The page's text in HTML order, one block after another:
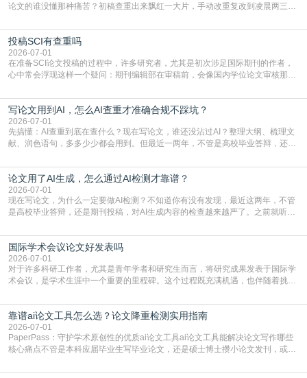
论文的谁没懂那种痛苦？初稿查重出来飘红一大片，手动改重复改到凌晨两三
到秃头。这时候靠谱的AI降重真的就是救命稻草，选对工具，半天就能搞定你两
三天都做不完的事。不是所有人都需要用AI降重，但如果你符合下面这些场景，
真的可以试试：初稿写完重复率远超要
投稿SCI有查重吗
2026-07-01
在准备SCI论文投稿的过程中，许多研究者，尤其是初次涉足国际期刊的作者，
心中常会浮现这样一个疑问：期刊编辑部在审稿前，会像国内学位论文审核那
论文的初审通过率。实际上，SCI期刊对重复内容的审查是严谨投稿流程中不可
或缺的一环。本篇AEIC学术交流中心小编就为大家介绍“投稿SCI有查重吗”。
一、查重是标准流程答案是明确的：绝大多数S
写论文用到AI，怎么AI查重才准确合规不踩坑？
2026-07-01
先搞懂：AI查重到底在查什么？现在写论文，谁还没沾过AI？整理大纲、梳理文
献、润色语句，多多少少都会用到。但最近一两年，不管是高校毕业答辩，还是
须加做AI查重。很多人分不清，AI查重和普通查重到底有啥区别？这里说透：普
通查重查的是你的文字和已公开文献的重复比例，防的是抄袭；AI查重查的是你
的内容里，有多少是AI生成的，防的是过
论文用了AI生成，怎么通过AI检测才靠谱？
2026-07-01
现在写论文，为什么一定要做AI检测？不知道你有没有发现，最近这两年，不管
是高校毕业答辩，还是期刊投稿，对AI生成内容的检查越来越严了。之前就听身
要求修改，还差点被判定学术不规范，真的太冤了。现在国内多数高校和核心期
刊，都已经明确出台了相关规定：如果使用AI生成内容辅助写作，必须明确标
注，未标注的AI生成内容会被认定为不符合学
国际学术会议论文好发表吗
2026-07-01
对于许多科研工作者，尤其是青年学者和研究生而言，将研究成果发表于国际学
术会议，是学术生涯中一个重要的里程碑。这个过程既充满机遇，也伴随着挑
疑问：国际学术会议论文到底好不好发表？其价值和难度究竟如何衡量。本篇
AEIC学术交流中心小编就为大家介绍“国际学术会议论文好发表吗”。一、会议论
文发表的相对优势与期刊论文相比，国际会议论文的发
靠谱ai论文工具怎么选？论文降重检测实用指南
2026-07-01
PaperPass：守护学术原创性的优质ai论文工具ai论文工具能解决论文写作哪些
核心痛点不管是本科应届毕业生写毕业论文，还是硕士博士攒小论文发刊，或是
自己逐句读逐句改，熬好几个大夜不说，还经常改不到点上，交上去才发现重复